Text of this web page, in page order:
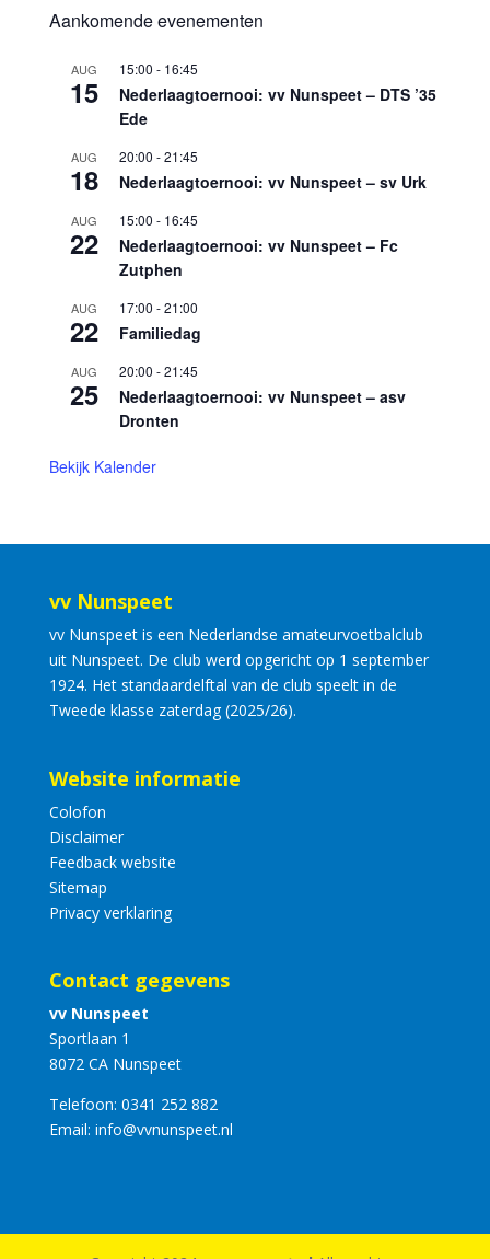
Aankomende evenementen
AUG
15
15:00 - 16:45
Nederlaagtoernooi: vv Nunspeet – DTS ’35
Ede
AUG
18
20:00 -21:45
Nederlaagtoernooi: vv Nunspeet – sv Urk
AUG
22
15:00 - 16:45
Nederlaagtoernooi: vv Nunspeet – Fc
Zutphen
AUG
22
17:00 -21:00
Familiedag
AUG
25
20:00 -21:45
Nederlaagtoernooi: vv Nunspeet – asv
Dronten
Bekijk Kalender
vv Nunspeet
vv Nunspeet is een Nederlandse amateurvoetbalclub
uit Nunspeet. De club werd opgericht op 1 september
1924. Het standaardelftal van de club speelt in de
Tweede klasse zaterdag (2025/26).
Website informatie
Colofon
Disclaimer
Feedback website
Sitemap
Privacy verklaring
Contact gegevens
vv Nunspeet
Sportlaan 1
8072 CA Nunspeet
Telefoon: 0341 252 882
Email: info@vvnunspeet.nl